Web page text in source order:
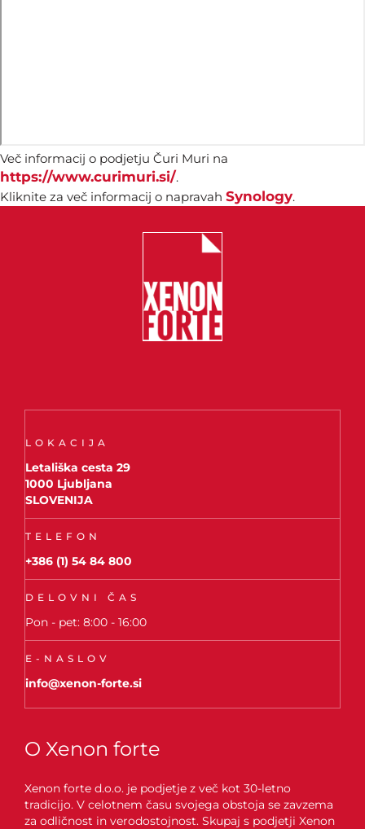
Več informacij o podjetju Čuri Muri na
https://www.curimuri.si/.
Kliknite za več informacij o napravah Synology.
LOKACIJA
Letališka cesta 29
1000 Ljubljana
SLOVENIJA
TELEFON
+386 (1) 54 84 800
DELOVNI ČAS
Pon - pet: 8:00 - 16:00
E-NASLOV
info@xenon-forte.si
O Xenon forte
Xenon forte d.o.o. je podjetje z več kot 30-letno
tradicijo. V celotnem času svojega obstoja se zavzema
za odličnost in verodostojnost. Skupaj s podjetji Xenon